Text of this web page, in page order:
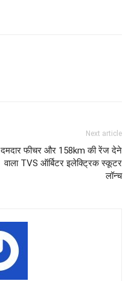
Next article
दमदार फीचर और 158km की रेंज देने
वाला TVS ऑर्बिटर इलेक्ट्रिक स्कूटर
लॉन्च